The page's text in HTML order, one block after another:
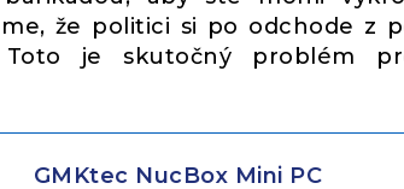
že politici si po odchode z
je skutočný problém
GMKtec NucBox Mini PC